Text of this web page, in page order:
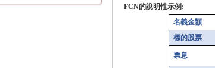
FCN的說明性示例 :
名義金額
標的股票
票息